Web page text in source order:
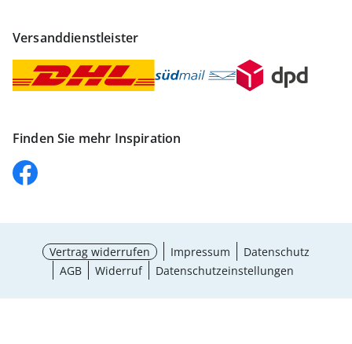
Versanddienstleister
Finden Sie mehr Inspiration
Vertrag widerrufen Impressum
Datenschutz
AGB
Widerruf Datenschutzeinstellungen